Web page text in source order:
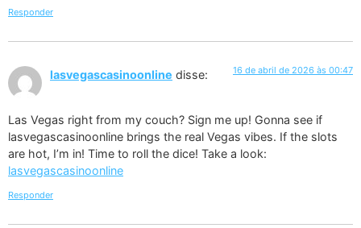
Responder
lasvegascasinoonline disse: 16 de abril de 2026 às 00:47
Las Vegas right from my couch? Sign me up! Gonna see if
lasvegascasinoonline brings the real Vegas vibes. If the slots
are hot, I’m in! Time to roll the dice! Take a look:
lasvegascasinoonline
Responder